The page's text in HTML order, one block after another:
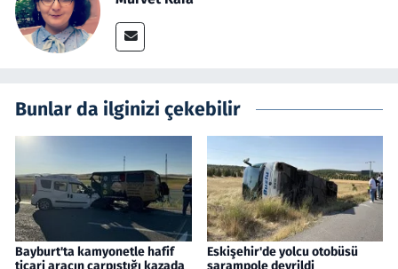
Bunlar da ilginizi çekebilir
Bayburt'ta kamyonetle hafif
Eskişehir'de yolcu otobüsü